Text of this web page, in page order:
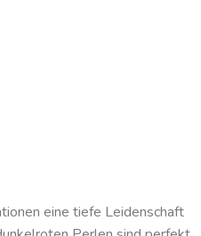
eine tiefe Leidenschaft